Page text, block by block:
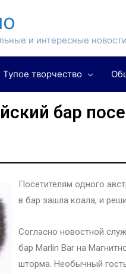
и интересные
Тупое творчество
бар
Посетителям одного
в бар зашла коала, и
Согласно новостной
бар Marlin Bar на
шторма. Необычный